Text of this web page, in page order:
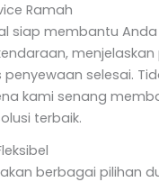
Ramah
siap membantu
selesai.
kami senang
terbaik.
berbagai pilihan